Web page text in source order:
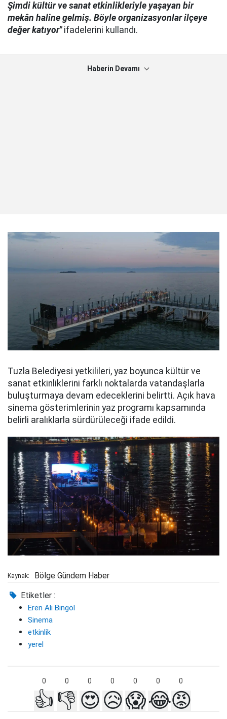
Şimdi kültür ve sanat etkinlikleriyle yaşayan bir
mekân haline gelmiş. Böyle organizasyonlar ilçeye
değer katıyor"ifadelerini kullandı.
Haberin Devamı
Tuzla Belediyesi yetkilileri, yaz boyunca kültür ve
sanat etkinliklerini farklı noktalarda vatandaşlarla
buluşturmaya devam edeceklerini belirtti. Açık hava
sinema gösterimlerinin yaz programı kapsamında
belirli aralıklarla sürdürüleceği ifade edildi.
Kaynak: Bölge Gündem Haber
Etiketler :
Eren Ali Bingöl
Sinema
etkinlik
yerel
0 0 0 0 0 0 0
👍 👎 😍😥😱😂😡